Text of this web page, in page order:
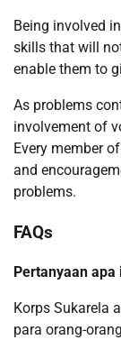
Being involved
skills that will
enable them to
As problems
involvement of
Every member
and
problems.
FAQs
Pertanyaan
Korps Sukarela
para orang-